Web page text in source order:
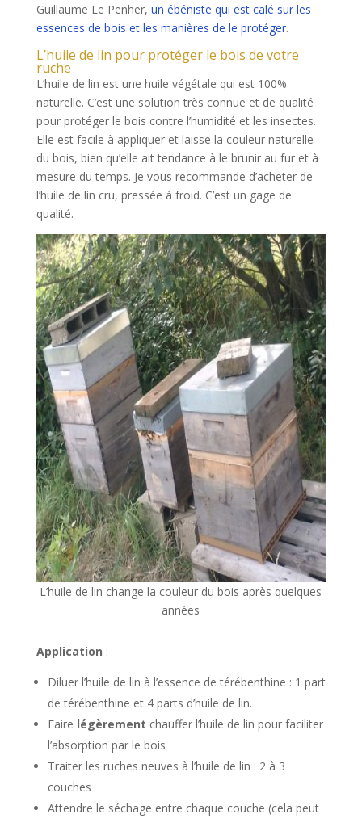
Guillaume Le Penher, un ébéniste qui est calé sur les
essences de bois et les manières de le protéger.
L’huile de lin pour protéger le bois de votre
ruche
L’huile de lin est une huile végétale qui est 100%
naturelle. C’est une solution très connue et de qualité
pour protéger le bois contre l’humidité et les insectes.
Elle est facile à appliquer et laisse la couleur naturelle
du bois, bien qu’elle ait tendance à le brunir au fur et à
mesure du temps. Je vous recommande d’acheter de
l’huile de lin cru, pressée à froid. C’est un gage de
qualité.
L’huile de lin change la couleur du bois après quelques
années
Application :
Diluer l’huile de lin à l’essence de térébenthine : 1 part
de térébenthine et 4 parts d’huile de lin.
Faire légèrement chauffer l’huile de lin pour faciliter
l’absorption par le bois
Traiter les ruches neuves à l’huile de lin : 2 à 3
couches
Attendre le séchage entre chaque couche (cela peut